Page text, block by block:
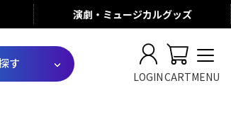
演劇・ミュージカルグッズ
す
LOGINCARTMENU